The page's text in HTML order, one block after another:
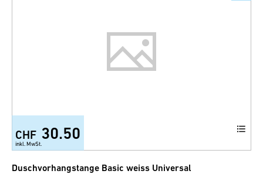
CHF 30.50
inkl. MwSt.
Duschvorhangstange Basic weiss Universal